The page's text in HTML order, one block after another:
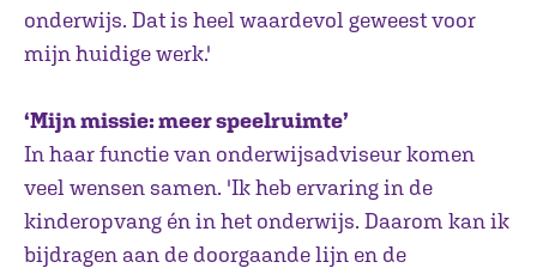
onderwijs. Dat is heel waardevol geweest voor
mijn huidige werk.'
‘Mijn missie: meer speelruimte’
In haar functie van onderwijsadviseur komen
veel wensen samen. 'Ik heb ervaring in de
kinderopvang én in het onderwijs. Daarom kan ik
bijdragen aan de doorgaande lijn en de